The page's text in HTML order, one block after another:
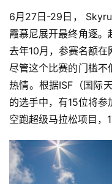
6月27日-29日，
霞慕尼展开最终角逐。
去年10月，参赛名额在
尽管这个比赛的门槛不
热情。根据ISF（国际
的选手中，有15位将
空跑超级马拉松项目，